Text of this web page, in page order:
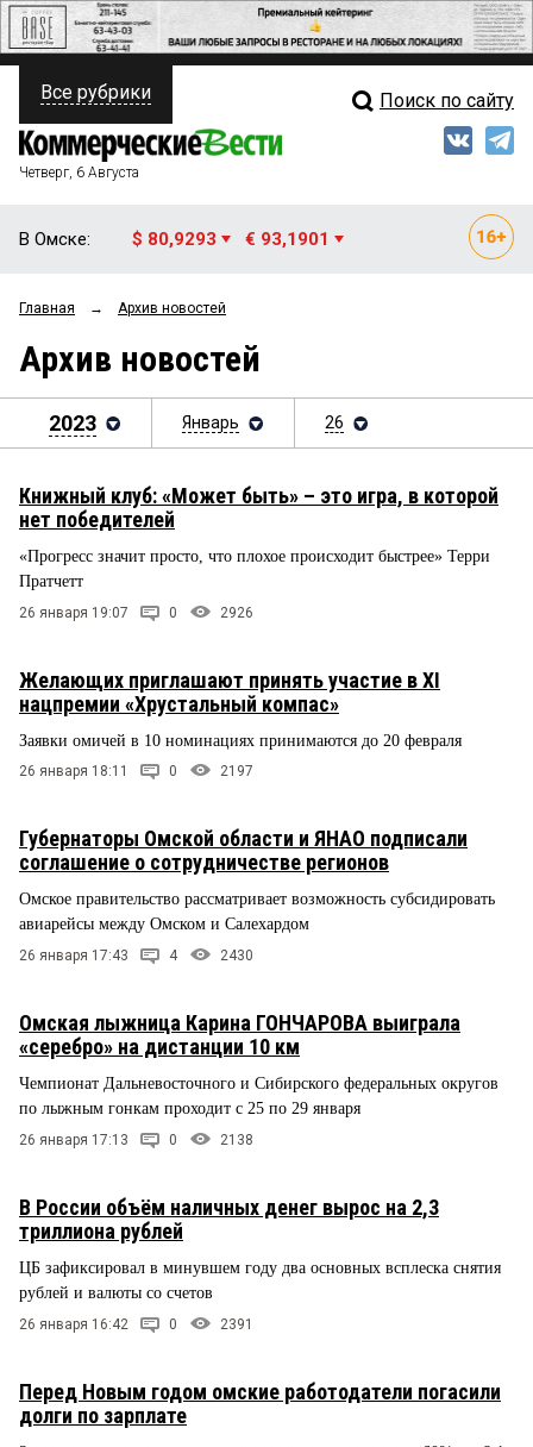
ПОЛИТИКА
ФИНАНСЫ
ОБЩЕСТВО
ЗАКОН
НОВОСТИ КОМПАНИЙ
СТИЛЬ ЖИЗНИ
Свежий выпуск
Блоги
Все рубрики Поиск по сайту
Четверг, 6 Августа
В Омске: $ 80,9293 € 93,1901
Главная → Архив новостей
Архив новостей
2023 Январь 26
Книжный клуб: «Может быть» – это игра, в которой
нет победителей
«Прогресс значит просто, что плохое происходит быстрее» Терри
Пратчетт
26 января 19:07 0 2926
Желающих приглашают принять участие в XI
нацпремии «Хрустальный компас»
Заявки омичей в 10 номинациях принимаются до 20 февраля
26 января 18:11 0 2197
Губернаторы Омской области и ЯНАО подписали
соглашение о сотрудничестве регионов
Омское правительство рассматривает возможность субсидировать
авиарейсы между Омском и Салехардом
26 января 17:43 4 2430
Омская лыжница Карина ГОНЧАРОВА выиграла
«серебро» на дистанции 10 км
Чемпионат Дальневосточного и Сибирского федеральных округов
по лыжным гонкам проходит с 25 по 29 января
26 января 17:13 0 2138
В России объём наличных денег вырос на 2,3
триллиона рублей
ЦБ зафиксировал в минувшем году два основных всплеска снятия
рублей и валюты со счетов
26 января 16:42 0 2391
Перед Новым годом омские работодатели погасили
долги по зарплате